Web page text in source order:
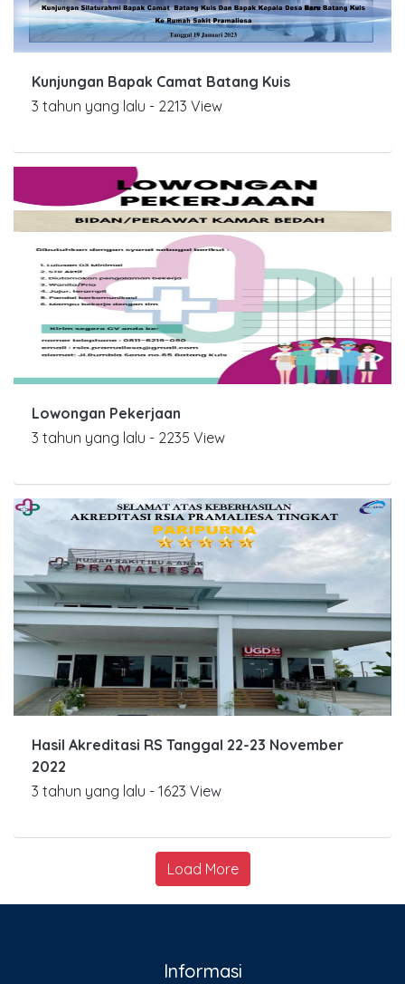
Kunjungan Bapak Camat Batang Kuis
3 tahun yang lalu - 2213 View
Lowongan Pekerjaan
3 tahun yang lalu - 2235 View
Hasil Akreditasi RS Tanggal 22-23 November
2022
3 tahun yang lalu - 1623 View
Load More
Informasi